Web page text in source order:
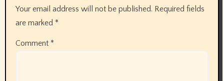
Your email address will not be published. Required fields
are marked *
Comment *